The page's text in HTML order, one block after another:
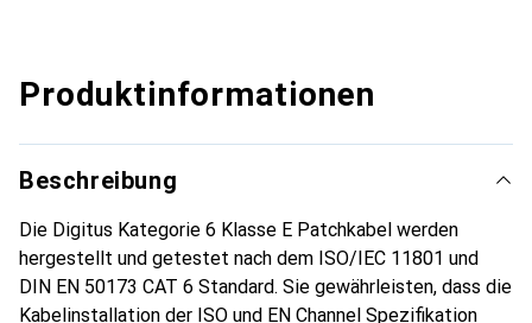
Produktinformationen
Beschreibung
Die Digitus Kategorie 6 Klasse E Patchkabel werden
hergestellt und getestet nach dem ISO/IEC 11801 und
DIN EN 50173 CAT 6 Standard. Sie gewährleisten, dass die
Kabelinstallation der ISO und EN Channel Spezifikation